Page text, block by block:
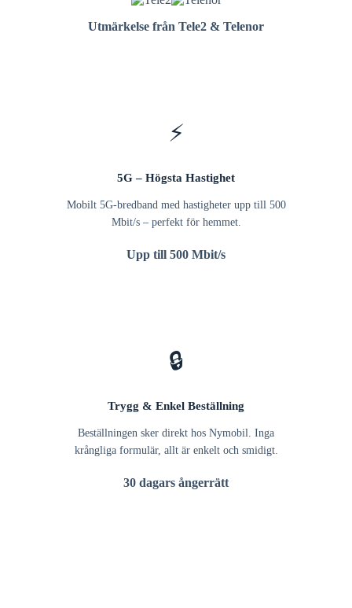
Utmärkelse från Tele2 & Telenor
⚡
5G – Högsta Hastighet
Mobilt 5G-bredband med hastigheter upp till 500
Mbit/s – perfekt för hemmet.
Upp till 500 Mbit/s
🔒
Trygg & Enkel Beställning
Beställningen sker direkt hos Nymobil. Inga
krångliga formulär, allt är enkelt och smidigt.
30 dagars ångerrätt